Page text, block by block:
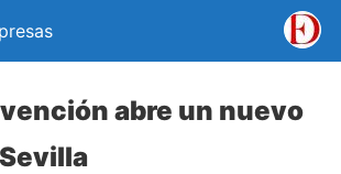
abre un nuevo